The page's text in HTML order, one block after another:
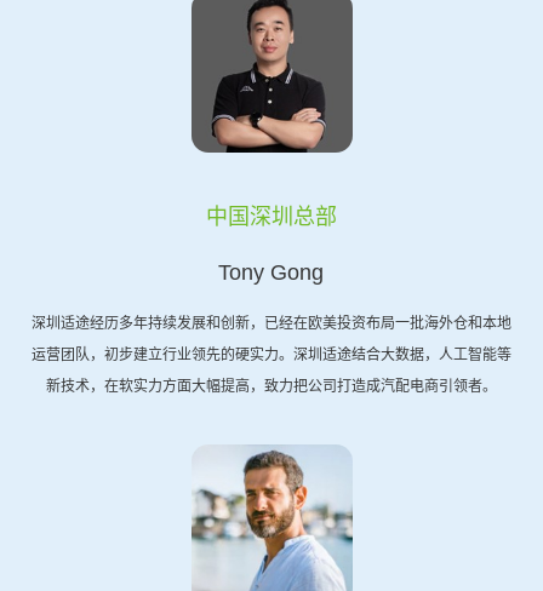
中国深圳总部
Tony Gong
深圳适途经历多年持续发展和创新，已经在欧美投资布局一批海外仓和本地
运营团队，初步建立行业领先的硬实力。深圳适途结合大数据，人工智能等
新技术，在软实力方面大幅提高，致力把公司打造成汽配电商引领者。